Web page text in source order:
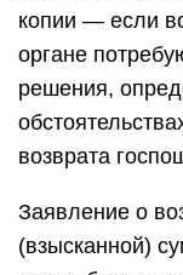
копии — если
органе
решения,
возврата
Заявление о
(взысканной)